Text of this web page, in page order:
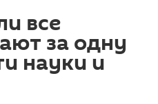
все
за одну
науки и